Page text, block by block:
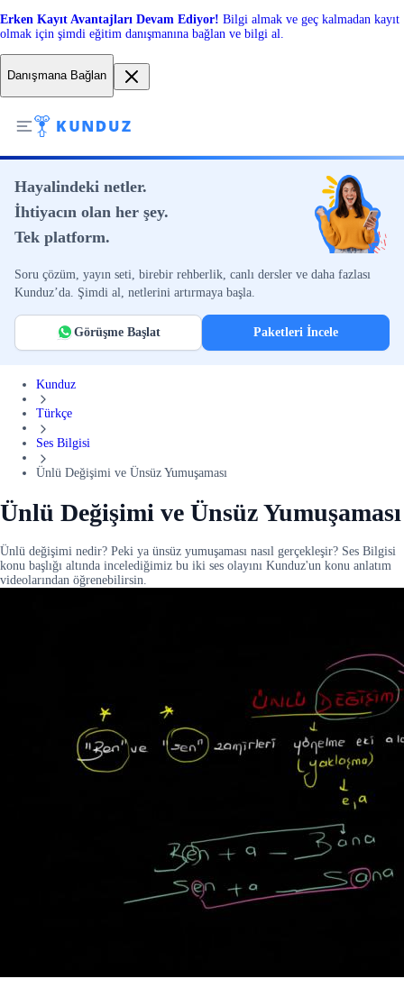
Erken Kayıt Avantajları Devam Ediyor! Bilgi almak ve geç kalmadan kayıt
olmak için şimdi eğitim danışmanına bağlan ve bilgi al.
Danışmana Bağlan
Hayalindeki netler.
İhtiyacın olan her şey.
Tek platform.
Soru çözüm, yayın seti, birebir rehberlik, canlı dersler ve daha fazlası
Kunduz’da. Şimdi al, netlerini artırmaya başla.
Görüşme Başlat Paketleri İncele
Kunduz
Türkçe
Ses Bilgisi
Ünlü Değişimi ve Ünsüz Yumuşaması
Ünlü Değişimi ve Ünsüz Yumuşaması
Ünlü değişimi nedir? Peki ya ünsüz yumuşaması nasıl gerçekleşir? Ses Bilgisi
konu başlığı altında incelediğimiz bu iki ses olayını Kunduz'un konu anlatım
videolarından öğrenebilirsin.